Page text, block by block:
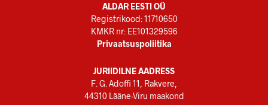
ALDAR EESTI OÜ
Registrikood: 11710650
KMKR nr: EE101329596
Privaatsuspoliitika
JURIIDILNE AADRESS
F. G. Adoffi 11, Rakvere,
44310 Lääne-Viru maakond